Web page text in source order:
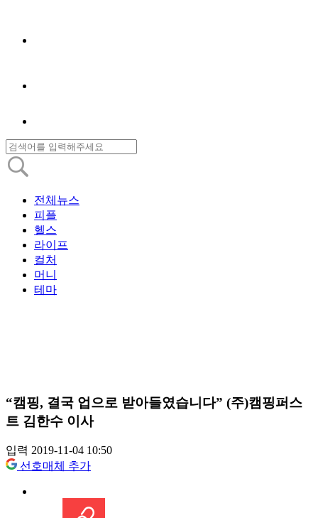
전체뉴스
피플
헬스
라이프
컬처
머니
테마
“캠핑, 결국 업으로 받아들였습니다” (주)캠핑퍼스
트 김한수 이사
입력 2019-11-04 10:50
선호매체 추가